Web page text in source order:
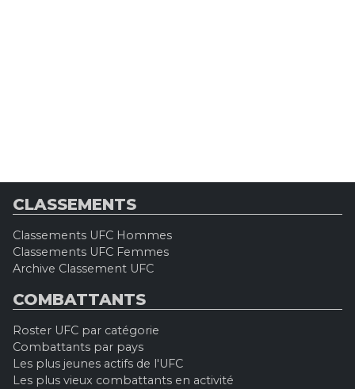
CLASSEMENTS
Classements UFC Hommes
Classements UFC Femmes
Archive Classement UFC
COMBATTANTS
Roster UFC par catégorie
Combattants par pays
Les plus jeunes actifs de l'UFC
Les plus vieux combattants en activité